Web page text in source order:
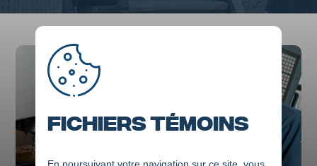
Fichiers témoins